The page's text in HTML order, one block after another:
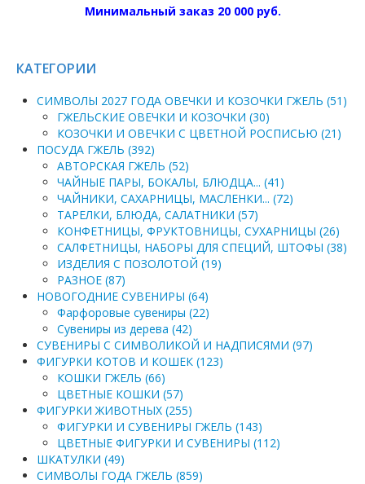
Минимальный заказ 20 000 руб.
КАТЕГОРИИ
СИМВОЛЫ 2027 ГОДА ОВЕЧКИ И КОЗОЧКИ ГЖЕЛЬ (51)
ГЖЕЛЬСКИЕ ОВЕЧКИ И КОЗОЧКИ (30)
КОЗОЧКИ И ОВЕЧКИ С ЦВЕТНОЙ РОСПИСЬЮ (21)
ПОСУДА ГЖЕЛЬ (392)
АВТОРСКАЯ ГЖЕЛЬ (52)
ЧАЙНЫЕ ПАРЫ, БОКАЛЫ, БЛЮДЦА... (41)
ЧАЙНИКИ, САХАРНИЦЫ, МАСЛЕНКИ... (72)
ТАРЕЛКИ, БЛЮДА, САЛАТНИКИ (57)
КОНФЕТНИЦЫ, ФРУКТОВНИЦЫ, СУХАРНИЦЫ (26)
САЛФЕТНИЦЫ, НАБОРЫ ДЛЯ СПЕЦИЙ, ШТОФЫ (38)
ИЗДЕЛИЯ С ПОЗОЛОТОЙ (19)
РАЗНОЕ (87)
НОВОГОДНИЕ СУВЕНИРЫ (64)
Фарфоровые сувениры (22)
Сувениры из дерева (42)
СУВЕНИРЫ С СИМВОЛИКОЙ И НАДПИСЯМИ (97)
ФИГУРКИ КОТОВ И КОШЕК (123)
КОШКИ ГЖЕЛЬ (66)
ЦВЕТНЫЕ КОШКИ (57)
ФИГУРКИ ЖИВОТНЫХ (255)
ФИГУРКИ И СУВЕНИРЫ ГЖЕЛЬ (143)
ЦВЕТНЫЕ ФИГУРКИ И СУВЕНИРЫ (112)
ШКАТУЛКИ (49)
СИМВОЛЫ ГОДА ГЖЕЛЬ (859)